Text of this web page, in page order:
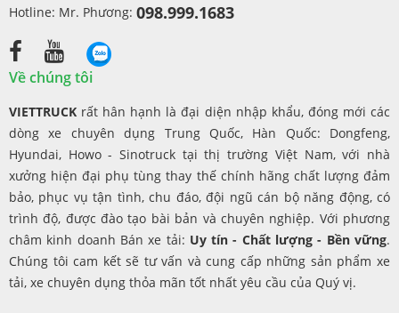
Hotline: Mr. Phương: 098.999.1683
Về chúng tôi
VIETTRUCK rất hân hạnh là đại diện nhập khẩu, đóng mới các
dòng xe chuyên dụng Trung Quốc, Hàn Quốc: Dongfeng,
Hyundai, Howo - Sinotruck tại thị trường Việt Nam, với nhà
xưởng hiện đại phụ tùng thay thế chính hãng chất lượng đảm
bảo, phục vụ tận tình, chu đáo, đội ngũ cán bộ năng động, có
trình độ, được đào tạo bài bản và chuyên nghiệp. Với phương
châm kinh doanh Bán xe tải: Uy tín - Chất lượng - Bền vững.
Chúng tôi cam kết sẽ tư vấn và cung cấp những sản phẩm xe
tải, xe chuyên dụng thỏa mãn tốt nhất yêu cầu của Quý vị.